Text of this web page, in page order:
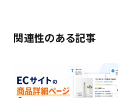
関連性のある記事